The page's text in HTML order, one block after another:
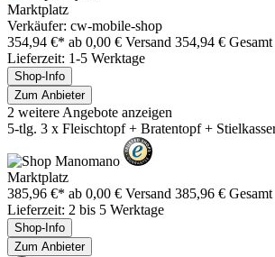
Marktplatz
Verkäufer: cw-mobile-shop
354,94 €* ab 0,00 € Versand 354,94 € Gesamt
Lieferzeit: 1-5 Werktage
Shop-Info
Zum Anbieter
2 weitere Angebote anzeigen
5-tlg. 3 x Fleischtopf + Bratentopf +
Marktplatz
385,96 €* ab 0,00 € Versand 385,96 € Gesamt
Lieferzeit: 2 bis 5 Werktage
Shop-Info
Zum Anbieter